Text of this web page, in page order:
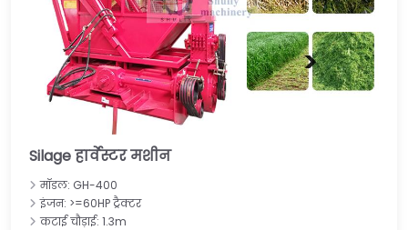
Silage हार्वेस्टर मशीन
मॉडल: GH-400
इंजन: >=60HP ट्रैक्टर
कटाई चौड़ाई: 1.3m